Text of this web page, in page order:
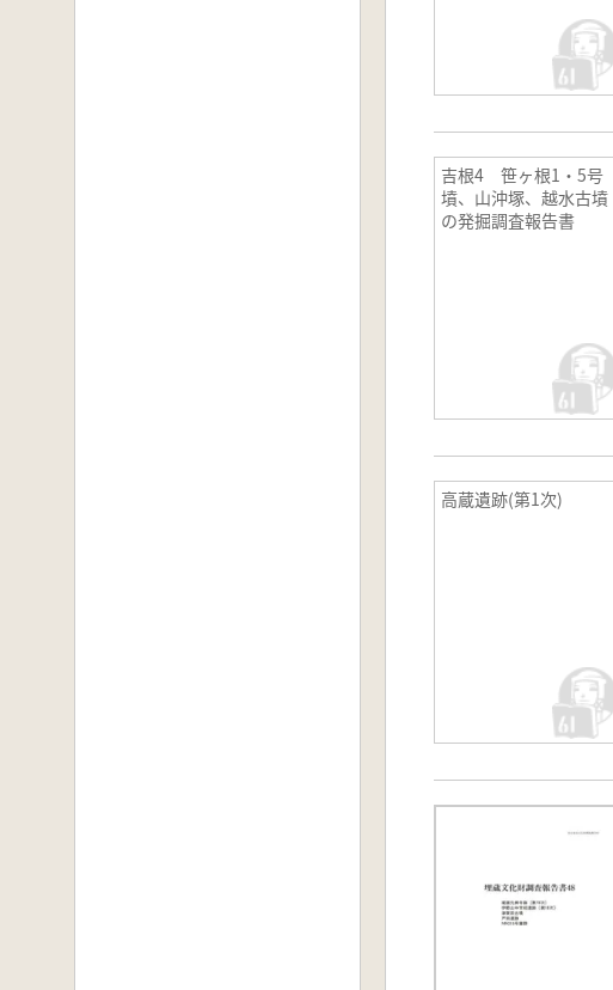
吉根4 笹ヶ根1・5号
墳、山沖塚、越水古墳
の発掘調査報告書
高蔵遺跡(第1次)